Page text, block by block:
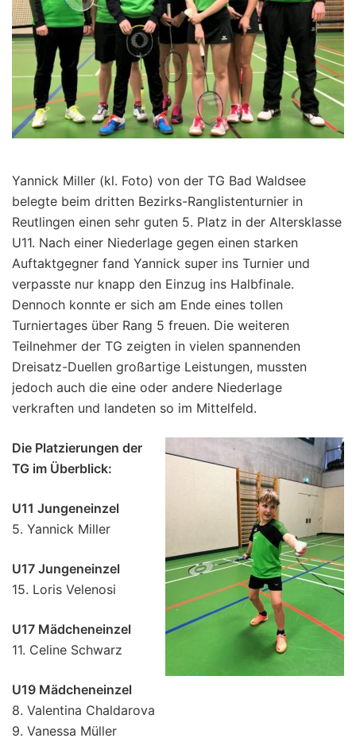
Yannick Miller (kl. Foto) von der TG Bad Waldsee
belegte beim dritten Bezirks-Ranglistenturnier in
Reutlingen einen sehr guten 5. Platz in der Altersklasse
U11. Nach einer Niederlage gegen einen starken
Auftaktgegner fand Yannick super ins Turnier und
verpasste nur knapp den Einzug ins Halbfinale.
Dennoch konnte er sich am Ende eines tollen
Turniertages über Rang 5 freuen. Die weiteren
Teilnehmer der TG zeigten in vielen spannenden
Dreisatz-Duellen großartige Leistungen, mussten
jedoch auch die eine oder andere Niederlage
verkraften und landeten so im Mittelfeld.
Die Platzierungen der
TG im Überblick:
U11 Jungeneinzel
5. Yannick Miller
U17 Jungeneinzel
15. Loris Velenosi
U17 Mädcheneinzel
11. Celine Schwarz
U19 Mädcheneinzel
8. Valentina Chaldarova
9. Vanessa Müller